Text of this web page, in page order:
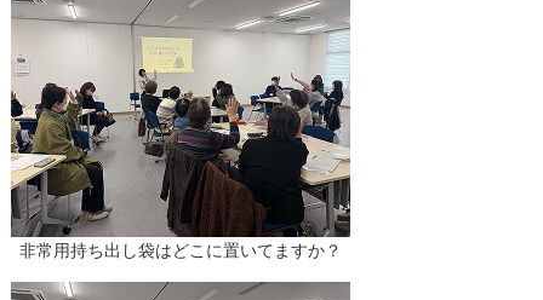
非常用持ち出し袋はどこに置いてますか？